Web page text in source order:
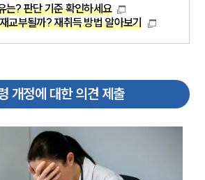
는? 판단 기준 확인하세요
교부될까? 재취득 방법 알아보기
개정에 대한 의견 제출